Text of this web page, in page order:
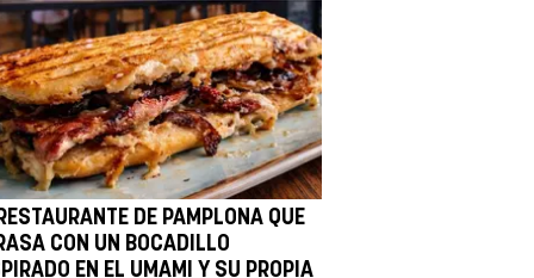
DE PAMPLONA QUE
CON UN BOCADILLO
EN EL UMAMI Y SU PROPIA